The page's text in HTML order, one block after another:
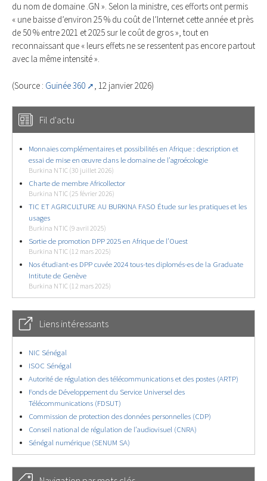
du nom de domaine .GN ». Selon la ministre, ces efforts ont permis
« une baisse d’environ 25 % du coût de l’Internet cette année et près
de 50 % entre 2021 et 2025 sur le coût de gros », tout en
reconnaissant que « leurs effets ne se ressentent pas encore partout
avec la même intensité ».
(Source : Guinée 360 , 12 janvier 2026)
Fil d'actu
Monnaies complémentaires et possibilités en Afrique : description et
essai de mise en œuvre dans le domaine de l’agroécologie
Burkina NTIC (30 juillet 2026)
Charte de membre Africollector
Burkina NTIC (25 février 2026)
TIC ET AGRICULTURE AU BURKINA FASO Étude sur les pratiques et les
usages
Burkina NTIC (9 avril 2025)
Sortie de promotion DPP 2025 en Afrique de l’Ouest
Burkina NTIC (12 mars 2025)
Nos étudiant-es DPP cuvée 2024 tous-tes diplomés-es de la Graduate
Intitute de Genève
Burkina NTIC (12 mars 2025)
Liens intéressants
NIC Sénégal
ISOC Sénégal
Autorité de régulation des télécommunications et des postes (ARTP)
Fonds de Développement du Service Universel des
Télécommunications (FDSUT)
Commission de protection des données personnelles (CDP)
Conseil national de régulation de l’audiovisuel (CNRA)
Sénégal numérique (SENUM SA)